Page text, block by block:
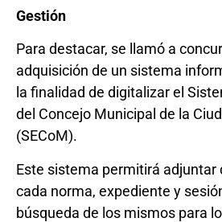
Gestión
Para destacar, se llamó a
adquisición de un sistema
la finalidad de digitalizar el
del Concejo Municipal de la
(SECoM).
Este sistema permitirá adjuntar
cada norma, expediente y
búsqueda de los mismos para